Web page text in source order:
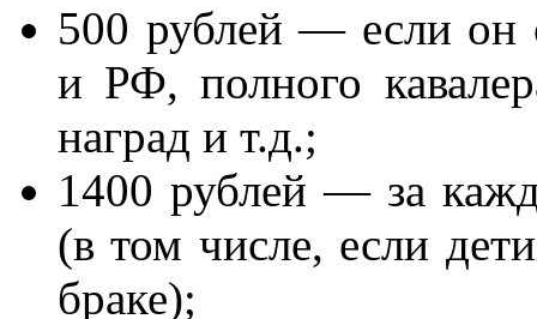
500 рублей — если он
и РФ, полного
наград и т.д.;
1400 рублей — за
(в том числе, если
браке);